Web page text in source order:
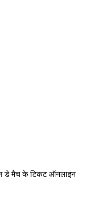
डे मैच के टिकट ऑनलाइन